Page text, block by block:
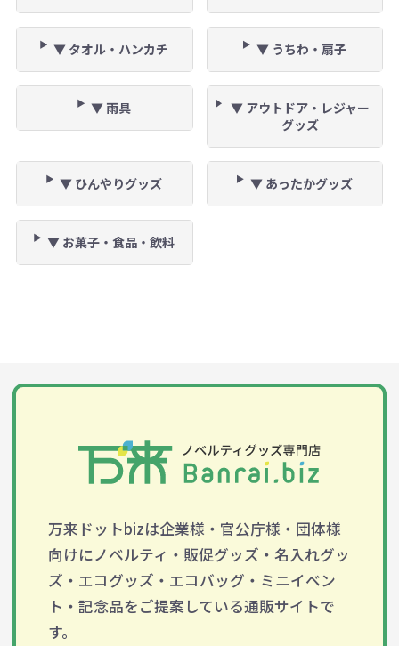
▼ タオル・ハンカチ ▼ うちわ・扇子
▼ 雨具
▼ アウトドア・レジャー
グッズ
▼ ひんやりグッズ ▼ あったかグッズ
▼ お菓子・食品・飲料
万来ドットbizは企業様・官公庁様・団体様
向けにノベルティ・販促グッズ・名入れグッ
ズ・エコグッズ・エコバッグ・ミニイベン
ト・記念品をご提案している通販サイトで
す。